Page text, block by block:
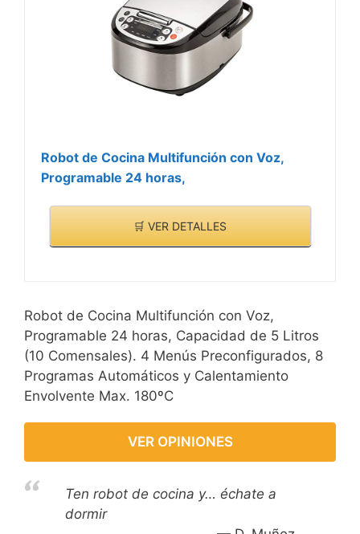
Robot de Cocina Multifunción con Voz,
Programable 24 horas,
🛒 VER DETALLES
Robot de Cocina Multifunción con Voz,
Programable 24 horas, Capacidad de 5 Litros
(10 Comensales). 4 Menús Preconfigurados, 8
Programas Automáticos y Calentamiento
Envolvente Max. 180ºC
VER OPINIONES
Ten robot de cocina y… échate a
dormir